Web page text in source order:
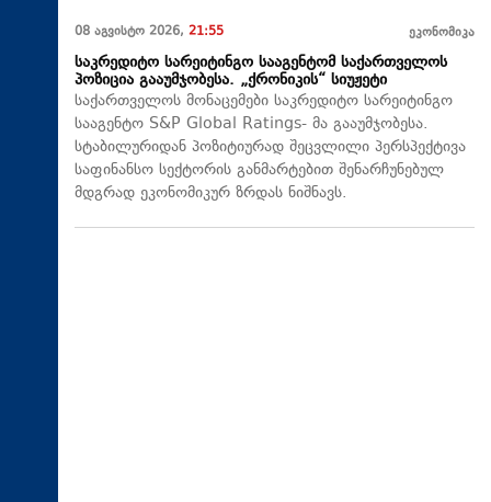
08 აგვისტო 2026, 21:55 ეკონომიკა
საკრედიტო სარეიტინგო სააგენტომ საქართველოს
პოზიცია გააუმჯობესა. „ქრონიკის“ სიუჟეტი
საქართველოს მონაცემები საკრედიტო სარეიტინგო
სააგენტო S&P Global Ratings- მა გააუმჯობესა.
სტაბილურიდან პოზიტიურად შეცვლილი პერსპექტივა
საფინანსო სექტორის განმარტებით შენარჩუნებულ
მდგრად ეკონომიკურ ზრდას ნიშნავს.